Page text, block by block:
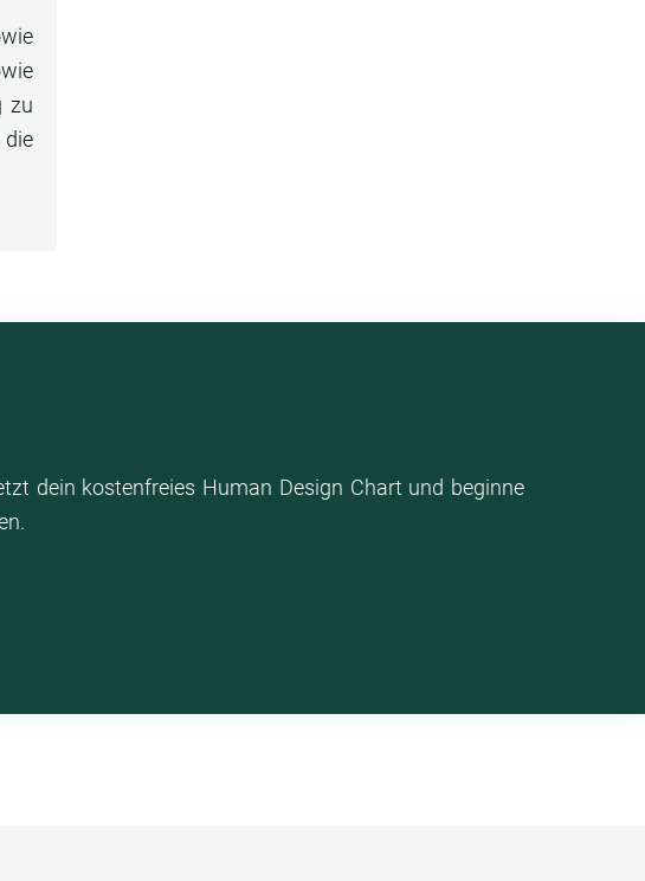
zu
dein kostenfreies Human Design Chart und beginne